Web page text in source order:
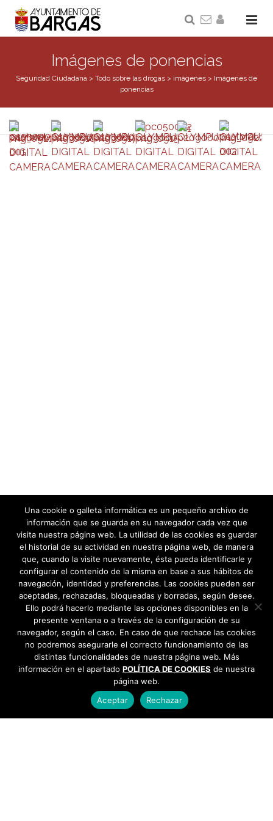
Imágenes de ponencias
Seguridad Ciudadana > Todo sobre las drogas > imágenes > Imágenes de
ponencias
Una cookie o galleta informática es un pequeño archivo de
información que se guarda en su navegador cada vez que
visita nuestra página web. La utilidad de las cookies es guardar
el historial de su actividad en nuestra página web, de manera
que, cuando la visite nuevamente, ésta pueda identificarle y
configurar el contenido de la misma en base a sus hábitos de
navegación, identidad y preferencias. Las cookies pueden ser
aceptadas, rechazadas, bloqueadas y borradas, según desee.
Ello podrá hacerlo mediante las opciones disponibles en la
presente ventana o a través de la configuración de su
navegador, según el caso. En caso de que rechace las cookies
no podremos asegurarle el correcto funcionamiento de las
distintas funcionalidades de nuestra página web. Más
información en el apartado POLÍTICA DE COOKIES de nuestra
página web.
Aceptar
Rechazar